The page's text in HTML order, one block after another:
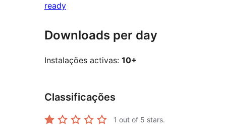
ready
Downloads per day
Instalações activas: 10+
Classificações
1 out of 5 stars.